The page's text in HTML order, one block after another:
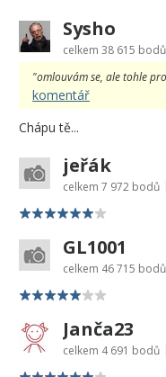
Sysho
celkem 38 615 bodů
"omlouvám se, ale tohle
komentář
Chápu tě...
jeřák
celkem 7 972 bodů
GL1001
celkem 46 715 bodů
Janča23
celkem 4 691 bodů